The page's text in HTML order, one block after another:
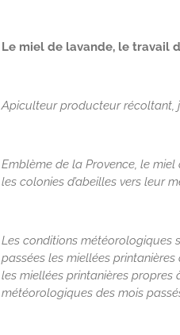
Le miel de lavande, le travail
Apiculteur producteur récoltant,
Emblème de la Provence, le
les colonies d’abeilles vers leur
Les conditions météorologiques
passées les miellées
les miellées printanières
météorologiques des mois